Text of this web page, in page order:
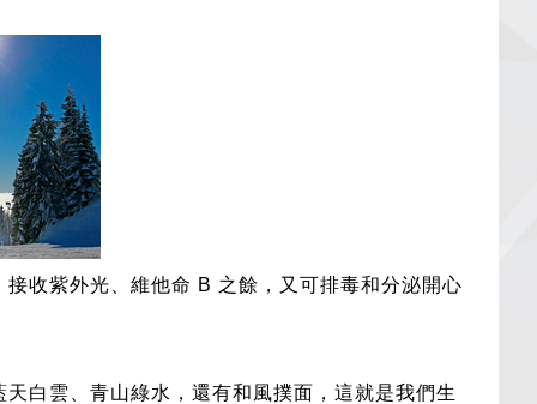
收紫外光、維他命 B 之餘，又可排毒和分泌開心
白雲、青山綠水，還有和風撲面，這就是我們生